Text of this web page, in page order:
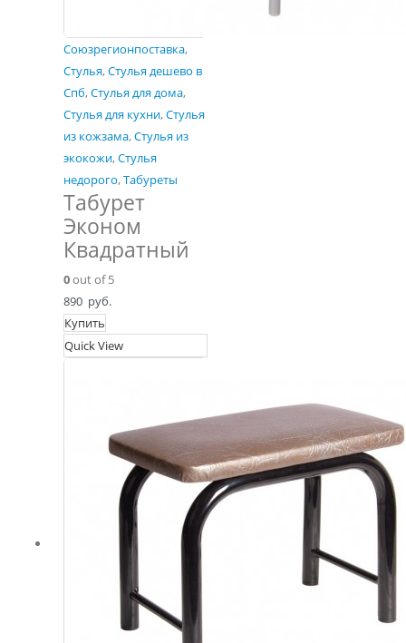
Союзрегионпоставка,
Стулья,Стулья дешево в
Спб,Стулья для дома,
Стулья для кухни,Стулья
из кожзама,Стулья из
экокожи,Стулья
недорого,Табуреты
Табурет
Эконом
Квадратный
0out of 5
890 руб.
Купить
Quick View